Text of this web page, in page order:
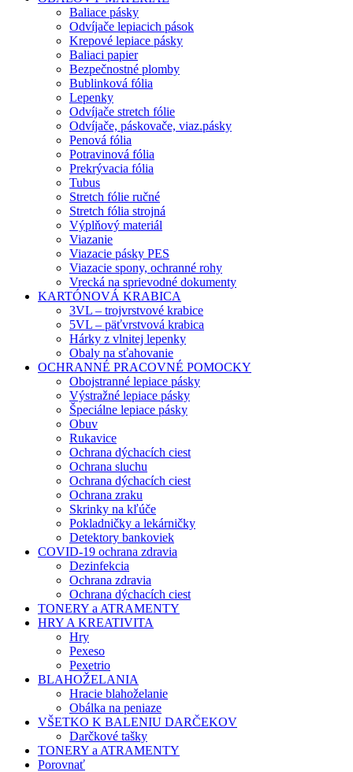
Baliace pásky
Odvíjače lepiacich pások
Krepové lepiace pásky
Baliaci papier
Bezpečnostné plomby
Bublinková fólia
Lepenky
Odvíjače stretch fólie
Odvíjače, páskovače, viaz.pásky
Penová fólia
Potravinová fólia
Prekrývacia fólia
Tubus
Stretch fólie ručné
Stretch fólia strojná
Výplňový materiál
Viazanie
Viazacie pásky PES
Viazacie spony, ochranné rohy
Vrecká na sprievodné dokumenty
KARTÓNOVÁ KRABICA
3VL – trojvrstvové krabice
5VL – päťvrstvová krabica
Hárky z vlnitej lepenky
Obaly na sťahovanie
OCHRANNÉ PRACOVNÉ POMOCKY
Obojstranné lepiace pásky
Výstražné lepiace pásky
Špeciálne lepiace pásky
Obuv
Rukavice
Ochrana dýchacích ciest
Ochrana sluchu
Ochrana dýchacích ciest
Ochrana zraku
Skrinky na kľúče
Pokladničky a lekárničky
Detektory bankoviek
COVID-19 ochrana zdravia
Dezinfekcia
Ochrana zdravia
Ochrana dýchacích ciest
TONERY a ATRAMENTY
HRY A KREATIVITA
Hry
Pexeso
Pexetrio
BLAHOŽELANIA
Hracie blahoželanie
Obálka na peniaze
VŠETKO K BALENIU DARČEKOV
Darčkové tašky
TONERY a ATRAMENTY
Porovnať